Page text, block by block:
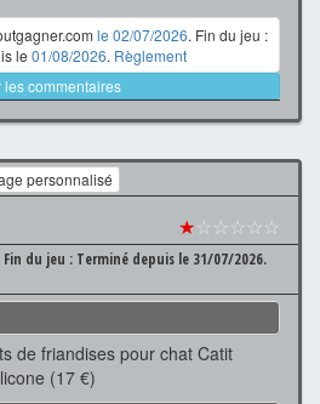
le 02/07/2026. Fin du jeu :
le 01/08/2026. Règlement
les commentaires
personnalisé
★☆☆☆☆☆
Fin du jeu : Terminé depuis le 31/07/2026.
de friandises pour chat Catit
(17 €)